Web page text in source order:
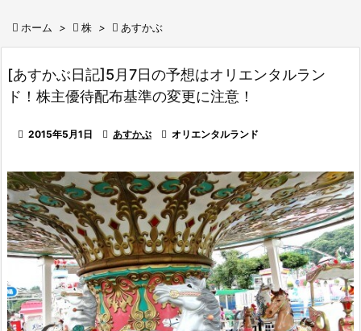
 ホーム >  株 >  あすかぶ
[あすかぶ日記]5月7日の予想はオリエンタルラン
ド！株主優待配布基準の変更に注意！
 2015年5月1日  あすかぶ  オリエンタルランド